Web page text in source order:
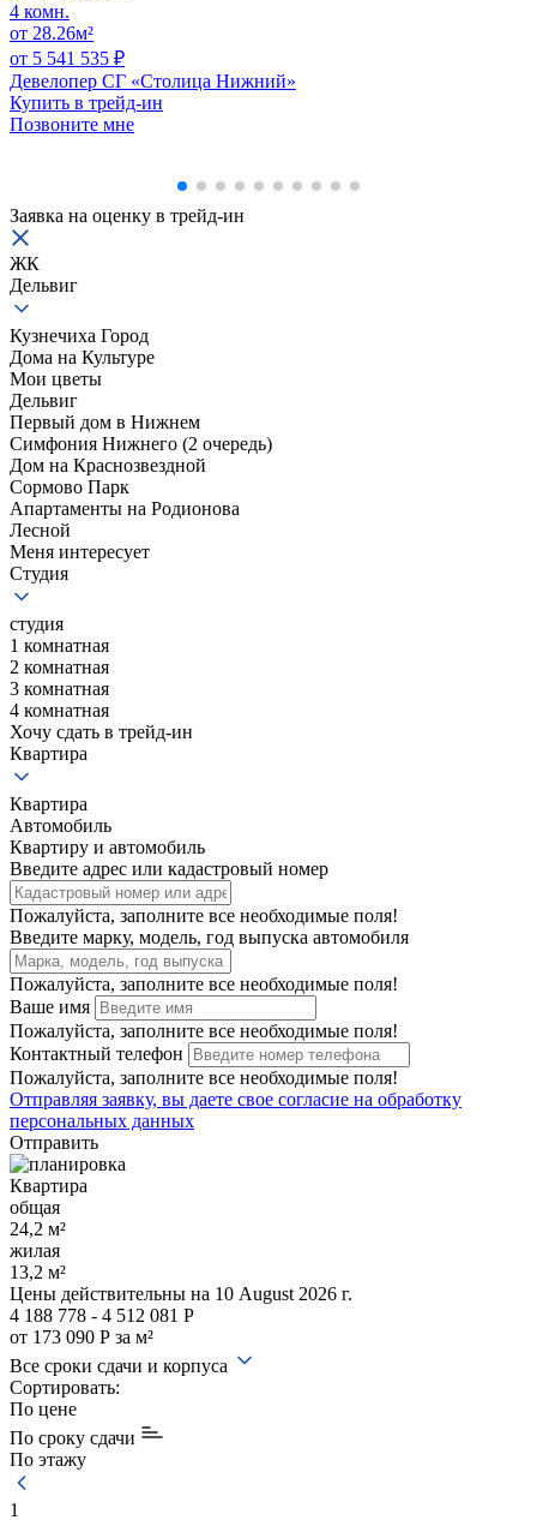
4 комн.
от 28.26м²
от 5 541 535 ₽
Девелопер СГ «Столица Нижний»
Купить в трейд-ин
Позвоните мне
Заявка на оценку в трейд-ин
ЖК
Дельвиг
Кузнечиха Город
Дома на Культуре
Мои цветы
Дельвиг
Первый дом в Нижнем
Симфония Нижнего (2 очередь)
Дом на Краснозвездной
Сормово Парк
Апартаменты на Родионова
Лесной
Меня интересует
Студия
студия
1 комнатная
2 комнатная
3 комнатная
4 комнатная
Хочу сдать в трейд-ин
Квартира
Квартира
Автомобиль
Квартиру и автомобиль
Введите адрес или кадастровый номер
Пожалуйста, заполните все необходимые поля!
Введите марку, модель, год выпуска автомобиля
Пожалуйста, заполните все необходимые поля!
Ваше имя
Пожалуйста, заполните все необходимые поля!
Контактный телефон
Пожалуйста, заполните все необходимые поля!
Отправляя заявку, вы даете свое согласие на обработку
персональных данных
Отправить
Квартира
общая
24,2 м²
жилая
13,2 м²
Цены действительны на 10 August 2026 г.
4 188 778 - 4 512 081 Р
от 173 090 Р за м²
Все сроки сдачи и корпуса
Сортировать:
По цене
По сроку сдачи
По этажу
1